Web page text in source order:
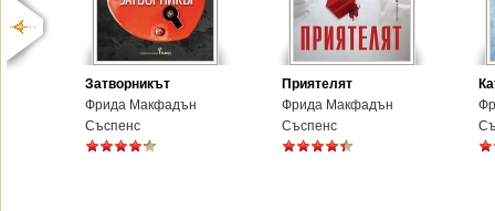
Затворникът
Фрида Макфадън
Съспенс
Приятелят
Фрида Макфадън
Съспенс